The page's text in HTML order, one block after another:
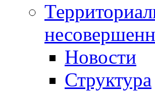
Новости
Структура